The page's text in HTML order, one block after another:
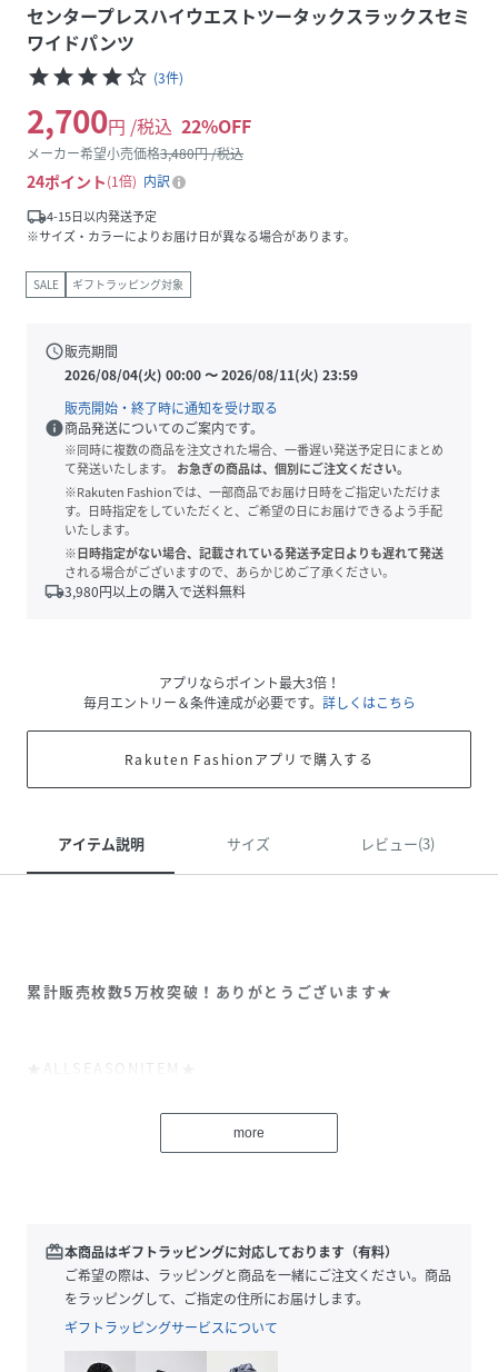
センタープレスハイウエストツータックスラックスセミ
ワイドパンツ
starstarstarstarstar_border (3件)
2,700円 /税込 22%OFF
メーカー希望小売価格3,480円 /税込
24ポイント 1倍
内訳
local_shipping4-15日以内発送予定
※サイズ・カラーによりお届け日が異なる場合があります。
SALE ギフトラッピング対象
schedule販売期間
2026/08/04(火) 00:00〜2026/08/11(火) 23:59
販売開始・終了時に通知を受け取る
info商品発送についてのご案内です。
※同時に複数の商品を注文された場合、一番遅い発送予定日にまとめ
て発送いたします。
お急ぎの商品は、個別にご注文ください。
※Rakuten Fashionでは、一部商品でお届け日時をご指定いただけま
す。日時指定をしていただくと、ご希望の日にお届けできるよう手配
いたします。
※日時指定がない場合、記載されている発送予定日よりも遅れて発送
される場合がございますので、あらかじめご了承ください。
local_shipping3,980円以上の購入で送料無料
アプリならポイント最大3倍！
毎月エントリー＆条件達成が必要です。 詳しくはこちら
Rakuten Fashionアプリで購入する
アイテム説明 サイズ レビュー(3)
累計販売枚数5万枚突破！ありがとうございます★
★ALLSEASONITEM★
【きれいに魅せるゆるっとワイドなツータックパンツ！】
・とろみと落ち感が絶妙なカットジョーゼットを使用しまし
・ダボっとワイドなシルエットが今っぽく、ファスナーの比
翼とハイウエストがすっきり魅せ。すとんと落ちるセンター
プレスがきれいなラインを演出します。
more
redeem本商品はギフトラッピングに対応しております（有料）
ご希望の際は、ラッピングと商品を一緒にご注文ください。商品
をラッピングして、ご指定の住所にお届けします。
ギフトラッピングサービスについて